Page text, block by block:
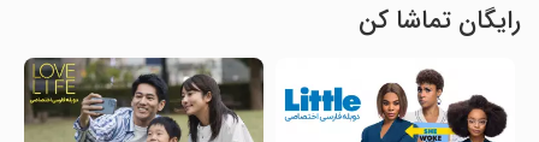
رایگان تماشا کن